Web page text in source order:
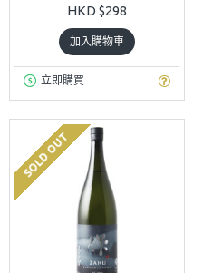
HKD $298
加入購物車
立即購買
SOLD OUT